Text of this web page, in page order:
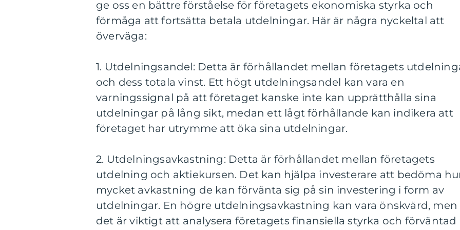
ge oss en bättre förståelse för företagets ekonomiska styrka och
förmåga att fortsätta betala utdelningar. Här är några nyckeltal att
överväga:
1. Utdelningsandel: Detta är förhållandet mellan företagets
och dess totala vinst. Ett högt utdelningsandel kan vara en
varningssignal på att företaget kanske inte kan upprätthålla sina
utdelningar på lång sikt, medan ett lågt förhållande kan indikera att
företaget har utrymme att öka sina utdelningar.
2. Utdelningsavkastning: Detta är förhållandet mellan företagets
utdelning och aktiekursen. Det kan hjälpa investerare att bedöma
mycket avkastning de kan förvänta sig på sin investering i form av
utdelningar. En högre utdelningsavkastning kan vara önskvärd, men
det är viktigt att analysera företagets finansiella styrka och förväntad